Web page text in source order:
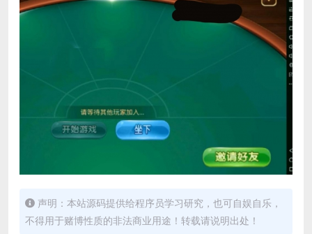
声明：本站源码提供给程序员学习研究，也可自娱自乐，
不得用于赌博性质的非法商业用途！转载请说明出处！